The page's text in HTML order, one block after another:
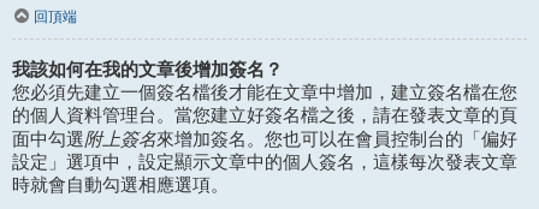
回頂端
我該如何在我的文章後增加簽名？
您必須先建立一個簽名檔後才能在文章中增加，建立簽名檔在您
的個人資料管理台。當您建立好簽名檔之後，請在發表文章的頁
面中勾選附上簽名來增加簽名。您也可以在會員控制台的「偏好
設定」選項中，設定顯示文章中的個人簽名，這樣每次發表文章
時就會自動勾選相應選項。